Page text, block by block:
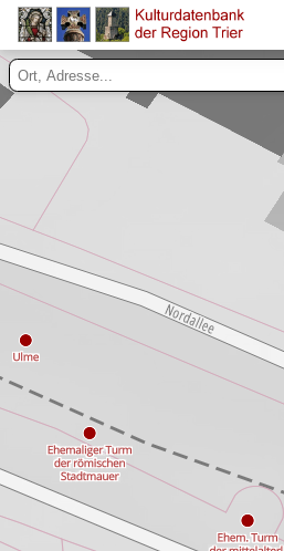
Suche
Inhalte